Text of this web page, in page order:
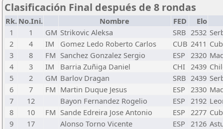
Clasificación Final después de 8 rondas
Rk. No.Ini. Nombre FED
Elo
1
1 GM Strikovic Aleksa SRB 2532
2
4 IM Gomez Ledo Roberto Carlos CUB 2411
3
8 FM Sanchez Gonzalez Sergio ESP 2320
4
3 IM Barria Zuñiga Daniel CHI 2439
5
2 GM Barlov Dragan SRB 2439
6
7 FM Martin Duque Jesus ESP 2330
7
12 Bayon Fernandez Rogelio ESP 2192
8
10 FM Sande Edreira Jose Antonio ESP 2277
9
17 Alonso Torno Vicente ESP 2126